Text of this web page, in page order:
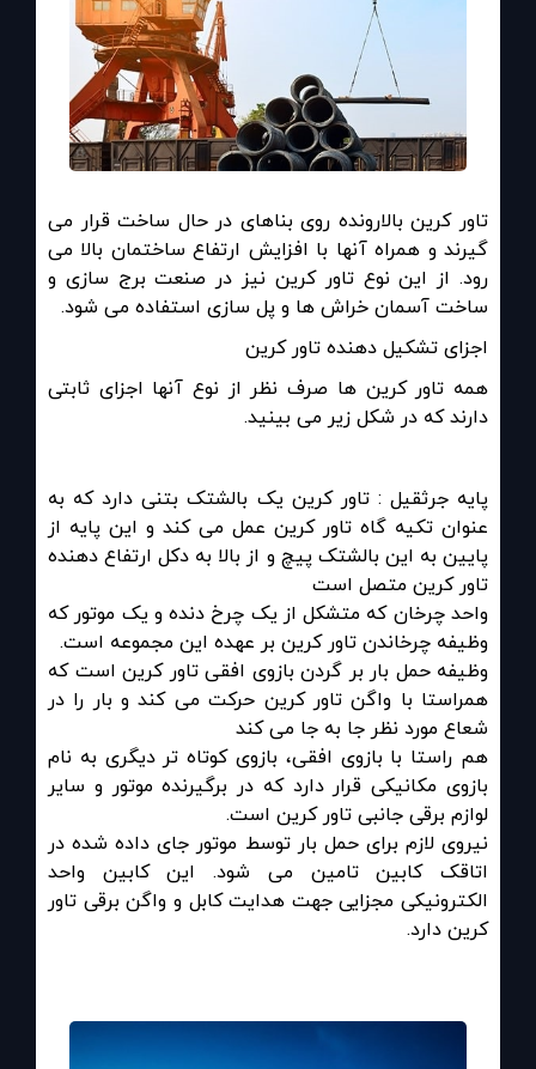
تاور کرین بالارونده روی بناهای در حال ساخت قرار می
گیرند و همراه آنها با افزایش ارتفاع ساختمان بالا می
رود. از این نوع تاور کرین نیز در صنعت برج سازی و
ساخت آسمان خراش ها و پل سازی استفاده می شود.
اجزای تشکیل دهنده تاور کرین
همه تاور کرین ها صرف نظر از نوع آنها اجزای ثابتی
دارند که در شکل زیر می بینید.
پایه جرثقیل : تاور کرین یک بالشتک بتنی دارد که به
عنوان تکیه گاه تاور کرین عمل می کند و این پایه از
پایین به این بالشتک پیچ و از بالا به دکل ارتفاع دهنده
تاور کرین متصل است
واحد چرخان که متشکل از یک چرخ دنده و یک موتور که
وظیفه چرخاندن تاور کرین بر عهده این مجموعه است.
وظیفه حمل بار بر گردن بازوی افقی تاور کرین است که
همراستا با واگن تاور کرین حرکت می کند و بار را در
شعاع مورد نظر جا به جا می کند
هم راستا با بازوی افقی، بازوی کوتاه تر دیگری به نام
بازوی مکانیکی قرار دارد که در برگیرنده موتور و سایر
لوازم برقی جانبی تاور کرین است.
نیروی لازم برای حمل بار توسط موتور جای داده شده در
اتاقک کابین تامین می شود. این کابین واحد
الکترونیکی مجزایی جهت هدایت کابل و واگن برقی تاور
کرین دارد.